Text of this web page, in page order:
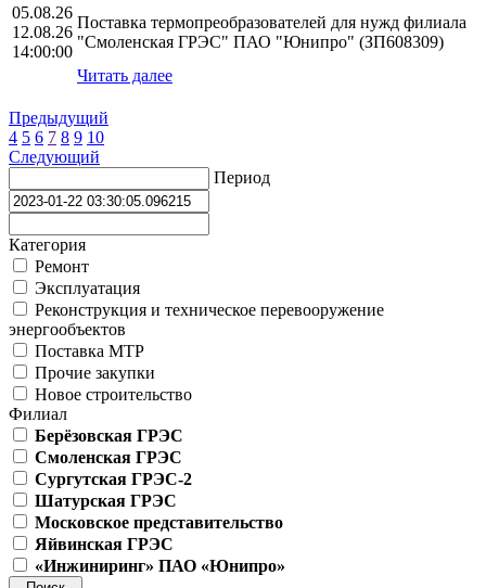
05.08.26
12.08.26
14:00:00
Поставка термопреобразователей для нужд филиала
"Смоленская ГРЭС" ПАО "Юнипро" (ЗП608309)
Читать далее
Предыдущий
4 5 6 7 8 9 10
Следующий
Период
Категория
Ремонт
Эксплуатация
Реконструкция и техническое перевооружение
энергообъектов
Поставка МТР
Прочие закупки
Новое строительство
Филиал
Берёзовская ГРЭС
Смоленская ГРЭС
Сургутская ГРЭС-2
Шатурская ГРЭС
Московское представительство
Яйвинская ГРЭС
«Инжиниринг» ПАО «Юнипро»